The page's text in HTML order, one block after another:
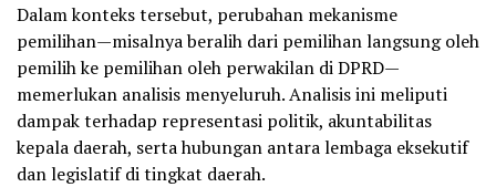
Dalam konteks tersebut, perubahan mekanisme
pemilihan—misalnya beralih dari pemilihan langsung oleh
pemilih ke pemilihan oleh perwakilan di DPRD—
memerlukan analisis menyeluruh. Analisis ini meliputi
dampak terhadap representasi politik, akuntabilitas
kepala daerah, serta hubungan antara lembaga eksekutif
dan legislatif di tingkat daerah.